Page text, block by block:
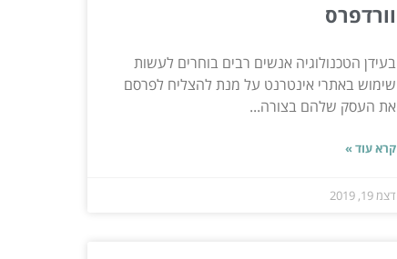
וורדפרס
בעידן הטכנולוגיה אנשים רבים בוחרים לעשות
שימוש באתרי אינטרנט על מנת להצליח לפרסם
את העסק שלהם בצורה...
קרא עוד »
דצמ 19, 2019